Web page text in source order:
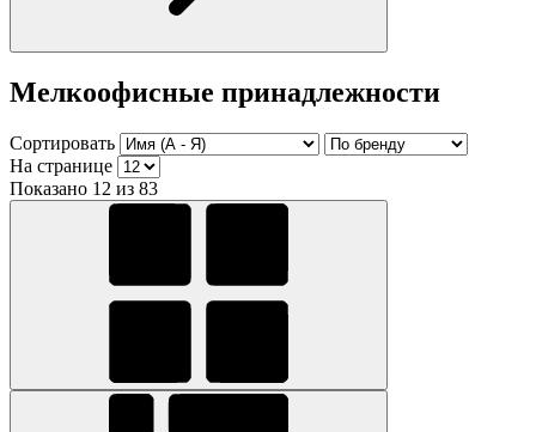
Мелкоофисные принадлежности
Сортировать
На странице
Показано 12 из 83